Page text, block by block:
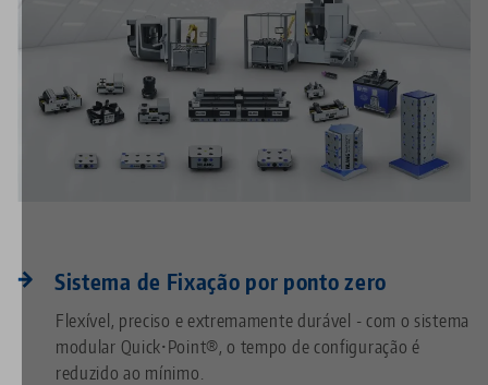
Sistema de Fixação por ponto zero
Flexível, preciso e extremamente durável - com o sistema
modular Quick•Point®, o tempo de configuração é
reduzido ao mínimo.